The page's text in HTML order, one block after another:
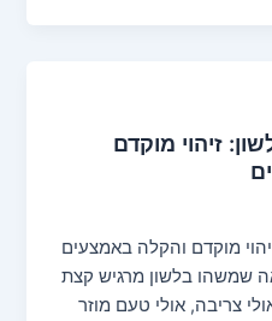
זיהוי מוקדם
מוקדם והקלה באמצעים
שמשהו בלשון מרגיש קצת
צריבה, אולי טעם מוזר